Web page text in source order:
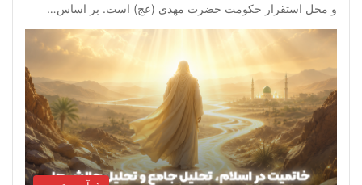
و محل استقرار حکومت حضرت مهدی (عج) است. بر اساس…